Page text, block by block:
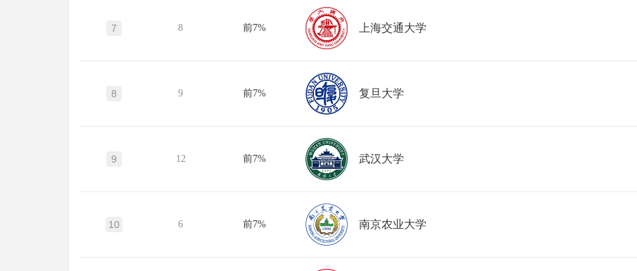
7 8 前7% 上海交通大学
8 9 前7% 复旦大学
9 12 前7% 武汉大学
10 6 前7% 南京农业大学